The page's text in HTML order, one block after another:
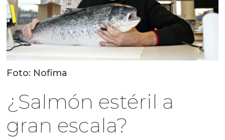
Foto: Nofima
¿Salmón estéril a
gran escala?